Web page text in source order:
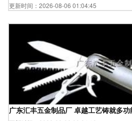
更新时间：2026-08-06 01:04:45
广东汇丰五金制品厂 卓越工艺铸就多